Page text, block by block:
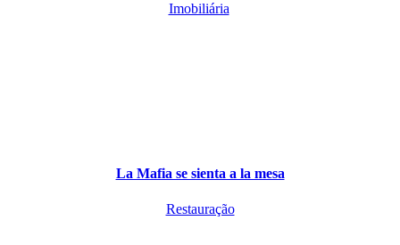
Imobiliária
La Mafia se sienta a la mesa
Restauração